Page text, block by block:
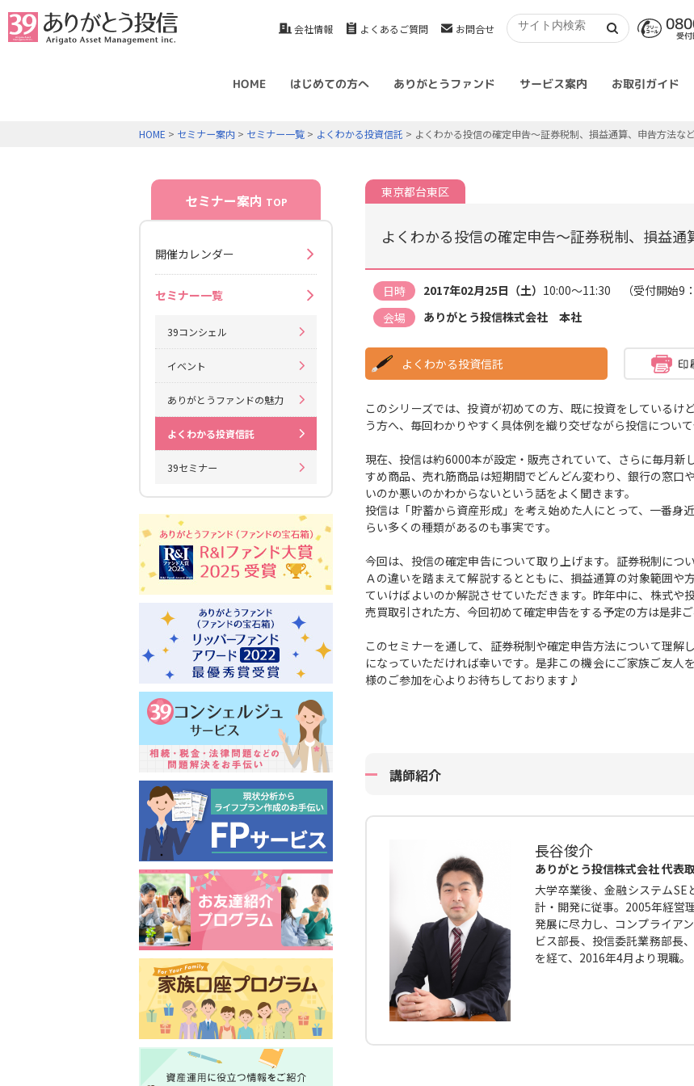
会社情報 よくあるご質問 お問合せ
受
HOME はじめての方へ ありがとうファンド サービス案内 お取引ガイド
HOME > セミナー案内 > セミナー一覧 > よくわかる投資信託 > よくわかる投信の確定申告～証券税制、損益通算、申告方法な
東京都台東区
よくわかる投信の確定申告～証券税制、損益通
日時 2017年02月25日（土） 10:00～11:30 （受付開始9：
会場
ありがとう投信株式会社 本社
よくわかる投資信託
このシリーズでは、投資が初めての方、既に投資をしているけ
う方へ、毎回わかりやすく具体例を織り交ぜながら投信につい
現在、投信は約6000本が設定・販売されていて、さらに毎月
すめ商品、売れ筋商品は短期間でどんどん変わり、銀行の窓口
いのか悪いのかわからないという話をよく聞きます。
投信は「貯蓄から資産形成」を考え始めた人にとって、一番身
らい多くの種類があるのも事実です。
今回は、投信の確定申告について取り上げます。証券税制につ
Ａの違いを踏まえて解説するとともに、損益通算の対象範囲や
ていけばよいのか解説させていただきます。昨年中に、株式や
売買取引された方、今回初めて確定申告をする予定の方は是非
このセミナーを通して、証券税制や確定申告方法について理解
になっていただければ幸いです。是非この機会にご家族ご友人
様のご参加を心よりお待ちしております♪
講師紹介
長谷俊介
ありがとう投信株式会社 代表
大学卒業後、金融システム
計・開発に従事。2005年経営
発展に尽力し、コンプライア
ビス部長、投信委託業務部長
を経て、2016年4月より現職。
セミナー案内 TOP
開催カレンダー
セミナー一覧
39コンシェル
イベント
ありがとうファンドの魅力
よくわかる投資信託
39セミナー